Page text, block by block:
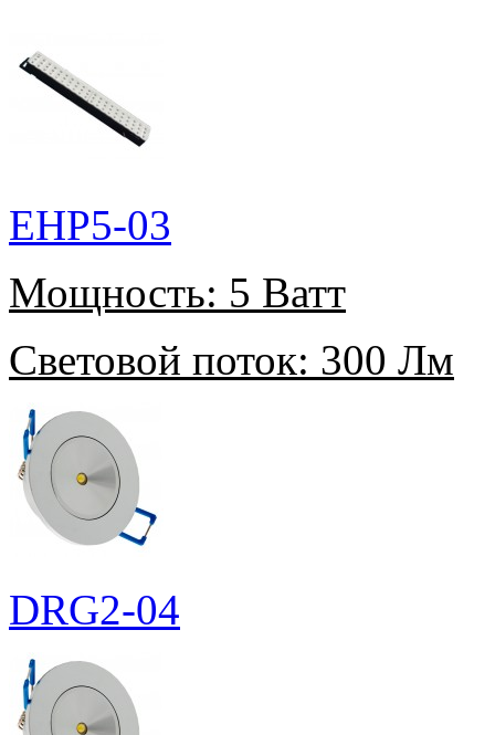
EHP5-03
Мощность: 5 Ватт
Световой поток: 300 Лм
DRG2-04